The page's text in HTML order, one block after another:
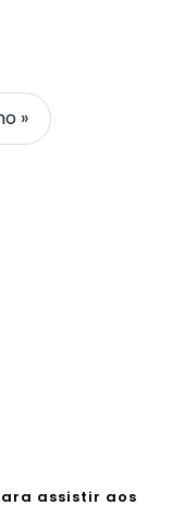
»
assistir aos